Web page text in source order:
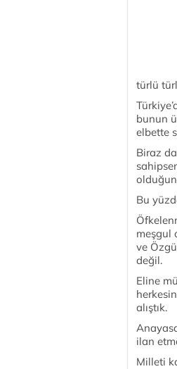
türlü
bunun
elbette
Biraz
Bu
meşgul
ve
değil.
Eline
alıştık.
ilan
Milleti